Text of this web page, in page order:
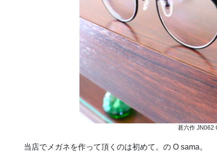
甚六作 JN062
当店でメガネを作って頂くのは初めて。の O sama。